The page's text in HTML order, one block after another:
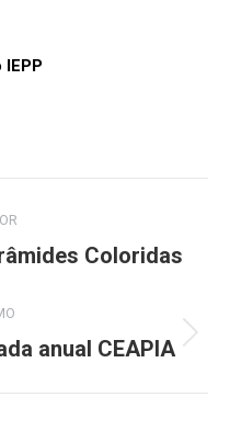
Coloridas
anual CEAPIA